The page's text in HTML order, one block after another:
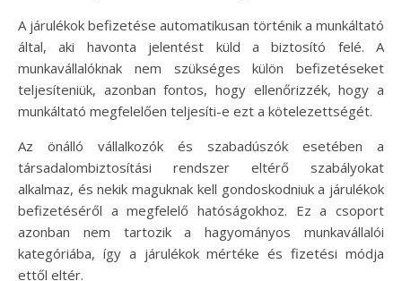
A járulékok befizetése automatikusan történik a munkáltató
által, aki havonta jelentést küld a biztosító felé. A
munkavállalóknak nem szükséges külön befizetéseket
teljesíteniük, azonban fontos, hogy ellenőrizzék, hogy a
munkáltató megfelelően teljesíti-e ezt a kötelezettségét.
Az önálló vállalkozók és szabadúszók esetében a
társadalombiztosítási rendszer eltérő szabályokat
alkalmaz, és nekik maguknak kell gondoskodniuk a járulékok
befizetéséről a megfelelő hatóságokhoz. Ez a csoport
azonban nem tartozik a hagyományos munkavállalói
kategóriába, így a járulékok mértéke és fizetési módja
ettől eltér.